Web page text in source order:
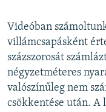
Videóban
villámcsapásként
százszorosát
négyzetméteres
valószínűleg nem
csökkentése után. A